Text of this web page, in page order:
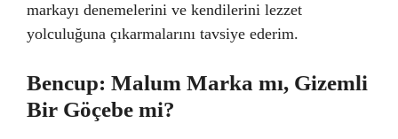
markayı denemelerini ve kendilerini lezzet
yolculuğuna çıkarmalarını tavsiye ederim.
Bencup: Malum Marka mı, Gizemli
Bir Göçebe mi?